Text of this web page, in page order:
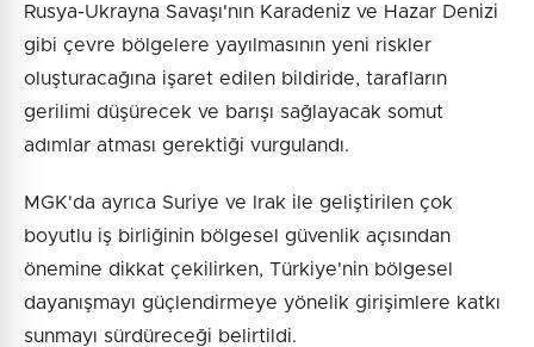
Rusya-Ukrayna Savaşı'nın Karadeniz ve Hazar Denizi
gibi çevre bölgelere yayılmasının yeni riskler
oluşturacağına işaret edilen bildiride, tarafların
gerilimi düşürecek ve barışı sağlayacak somut
adımlar atması gerektiği vurgulandı.
MGK'da ayrıca Suriye ve Irak ile geliştirilen çok
boyutlu iş birliğinin bölgesel güvenlik açısından
önemine dikkat çekilirken, Türkiye'nin bölgesel
dayanışmayı güçlendirmeye yönelik girişimlere katkı
sunmayı sürdüreceği belirtildi.